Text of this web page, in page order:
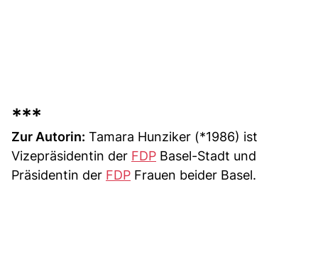
***
Zur Autorin: Tamara Hunziker (*1986) ist
Vizepräsidentin der FDP Basel-Stadt und
Präsidentin der FDP Frauen beider Basel.